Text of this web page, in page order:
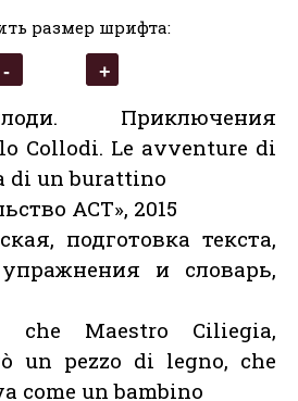
размер шрифта:
Приключения
Collodi. Le avventure di
di un burattino
АСТ», 2015
подготовка текста,
и словарь,
che Maestro Ciliegia,
un pezzo di legno, che
come un bambino